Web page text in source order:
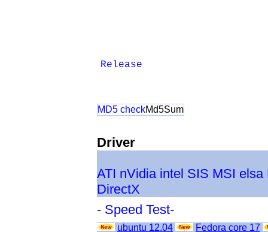
Release
MD5 checkMd5Sum
Driver
ATI nVidia intel SIS MSI elsa
DirectX
- Speed Test-
ubuntu 12.04 Fedora core 17